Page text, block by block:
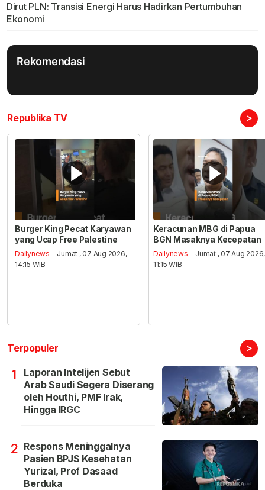
Dirut PLN: Transisi Energi Harus Hadirkan Pertumbuhan
Ekonomi
Rekomendasi
Republika TV >
Burger King Pecat Karyawan
yang Ucap Free Palestine
Dailynews - Jumat , 07 Aug 2026,
14:15 WIB
Keracunan MBG di Papua
BGN Masaknya Kecepatan
Dailynews - Jumat , 07 Aug 2026,
11:15 WIB
Terpopuler >
1
Laporan Intelijen Sebut
Arab Saudi Segera Diserang
oleh Houthi, PMF Irak,
Hingga IRGC
2 Respons Meninggalnya
Pasien BPJS Kesehatan
Yurizal, Prof Dasaad
Berduka